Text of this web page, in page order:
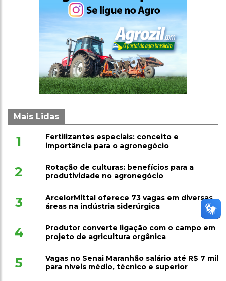
Mais Lidas
1
Fertilizantes especiais: conceito e
importância para o agronegócio
2
Rotação de culturas: benefícios para a
produtividade no agronegócio
3
ArcelorMittal oferece 73 vagas em diversas
áreas na indústria siderúrgica
4
Produtor converte ligação com o campo em
projeto de agricultura orgânica
5
Vagas no Senai Maranhão salário até R$ 7 mil
para níveis médio, técnico e superior